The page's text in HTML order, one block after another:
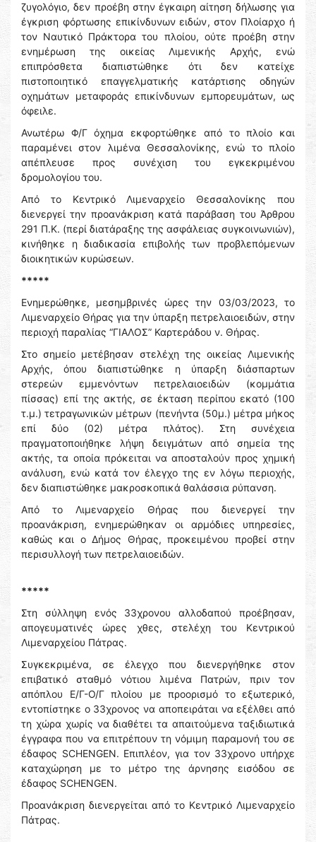
ζυγολόγιο, δεν προέβη στην έγκαιρη αίτηση δήλωσης για
έγκριση φόρτωσης επικίνδυνων ειδών, στον Πλοίαρχο ή
τον Ναυτικό Πράκτορα του πλοίου, ούτε προέβη στην
ενημέρωση της οικείας Λιμενικής Αρχής, ενώ
επιπρόσθετα διαπιστώθηκε ότι δεν κατείχε
πιστοποιητικό επαγγελματικής κατάρτισης οδηγών
οχημάτων μεταφοράς επικίνδυνων εμπορευμάτων, ως
όφειλε.
Ανωτέρω Φ/Γ όχημα εκφορτώθηκε από το πλοίο και
παραμένει στον λιμένα Θεσσαλονίκης, ενώ το πλοίο
απέπλευσε προς συνέχιση του εγκεκριμένου
δρομολογίου του.
Από το Κεντρικό Λιμεναρχείο Θεσσαλονίκης που
διενεργεί την προανάκριση κατά παράβαση του Άρθρου
291 Π.Κ. (περί διατάραξης της ασφάλειας συγκοινωνιών),
κινήθηκε η διαδικασία επιβολής των προβλεπόμενων
διοικητικών κυρώσεων.
*****
Ενημερώθηκε, μεσημβρινές ώρες την 03/03/2023, το
Λιμεναρχείο Θήρας για την ύπαρξη πετρελαιοειδών, στην
περιοχή παραλίας “ΓΙΑΛΟΣ” Καρτεράδου ν. Θήρας.
Στο σημείο μετέβησαν στελέχη της οικείας Λιμενικής
Αρχής, όπου διαπιστώθηκε η ύπαρξη διάσπαρτων
στερεών εμμενόντων πετρελαιοειδών (κομμάτια
πίσσας) επί της ακτής, σε έκταση περίπου εκατό (100
τ.μ.) τετραγωνικών μέτρων (πενήντα (50μ.) μέτρα μήκος
επί δύο (02) μέτρα πλάτος). Στη συνέχεια
πραγματοποιήθηκε λήψη δειγμάτων από σημεία της
ακτής, τα οποία πρόκειται να αποσταλούν προς χημική
ανάλυση, ενώ κατά τον έλεγχο της εν λόγω περιοχής,
δεν διαπιστώθηκε μακροσκοπικά θαλάσσια ρύπανση.
Από το Λιμεναρχείο Θήρας που διενεργεί την
προανάκριση, ενημερώθηκαν οι αρμόδιες υπηρεσίες,
καθώς και ο Δήμος Θήρας, προκειμένου προβεί στην
περισυλλογή των πετρελαιοειδών.
*****
Στη σύλληψη ενός 33χρονου αλλοδαπού προέβησαν,
απογευματινές ώρες χθες, στελέχη του Κεντρικού
Λιμεναρχείου Πάτρας.
Συγκεκριμένα, σε έλεγχο που διενεργήθηκε στον
επιβατικό σταθμό νότιου λιμένα Πατρών, πριν τον
απόπλου Ε/Γ-Ο/Γ πλοίου με προορισμό το εξωτερικό,
εντοπίστηκε ο 33χρονος να αποπειράται να εξέλθει από
τη χώρα χωρίς να διαθέτει τα απαιτούμενα ταξιδιωτικά
έγγραφα που να επιτρέπουν τη νόμιμη παραμονή του σε
έδαφος SCHENGEN. Επιπλέον, για τον 33χρονο υπήρχε
καταχώρηση με το μέτρο της άρνησης εισόδου σε
έδαφος SCHENGEN.
Προανάκριση διενεργείται από το Κεντρικό Λιμεναρχείο
Πάτρας.